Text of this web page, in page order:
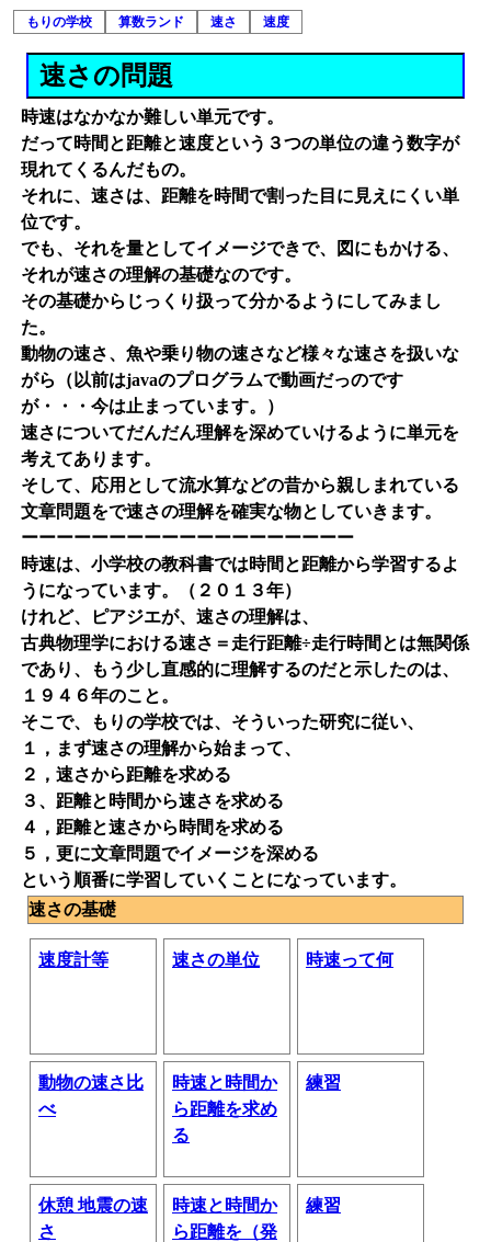
もりの学校 算数ランド 速さ 速度
速さの問題
時速はなかなか難しい単元です。
だって時間と距離と速度という３つの単位の違う数字が
現れてくるんだもの。
それに、速さは、距離を時間で割った目に見えにくい単
位です。
でも、それを量としてイメージできで、図にもかける、
それが速さの理解の基礎なのです。
その基礎からじっくり扱って分かるようにしてみまし
た。
動物の速さ、魚や乗り物の速さなど様々な速さを扱いな
がら（以前はjavaのプログラムで動画だっのです
が・・・今は止まっています。）
速さについてだんだん理解を深めていけるように単元を
考えてあります。
そして、応用として流水算などの昔から親しまれている
文章問題をで速さの理解を確実な物としていきます。
ーーーーーーーーーーーーーーーーーーー
時速は、小学校の教科書では時間と距離から学習するよ
うになっています。（２０１３年）
けれど、ピアジエが、速さの理解は、
古典物理学における速さ＝走行距離÷走行時間とは無関係
であり、もう少し直感的に理解するのだと示したのは、
１９４６年のこと。
そこで、もりの学校では、そういった研究に従い、
１，まず速さの理解から始まって、
２，速さから距離を求める
３、距離と時間から速さを求める
４，距離と速さから時間を求める
５，更に文章問題でイメージを深める
という順番に学習していくことになっています。
速さの基礎
速度計等 速さの単位 時速って何
動物の速さ比
べ
時速と時間か
ら距離を求め
る
練習
休憩 地震の速
さ
時速と時間か
ら距離を（発
練習